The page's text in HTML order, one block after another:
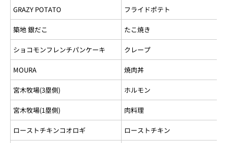
GRAZY POTATO フライドポテト
築地 銀だこ たこ焼き
ショコモンフレンチパンケーキ クレープ
MOURA 焼肉丼
宮木牧場(3塁側) ホルモン
宮木牧場(1塁側) 肉料理
ローストチキンコオロギ ローストチキン